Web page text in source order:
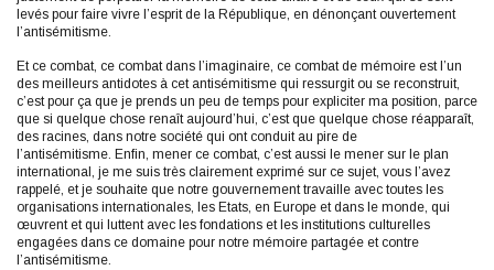
levés pour faire vivre l’esprit de la République, en dénonçant ouvertement
l’antisémitisme.
Et ce combat, ce combat dans l’imaginaire, ce combat de mémoire est l’un
des meilleurs antidotes à cet antisémitisme qui ressurgit ou se reconstruit,
c’est pour ça que je prends un peu de temps pour expliciter ma position, parce
que si quelque chose renaît aujourd’hui, c’est que quelque chose réapparaît,
des racines, dans notre société qui ont conduit au pire de
l’antisémitisme. Enfin, mener ce combat, c’est aussi le mener sur le plan
international, je me suis très clairement exprimé sur ce sujet, vous l’avez
rappelé, et je souhaite que notre gouvernement travaille avec toutes les
organisations internationales, les Etats, en Europe et dans le monde, qui
œuvrent et qui luttent avec les fondations et les institutions culturelles
engagées dans ce domaine pour notre mémoire partagée et contre
l’antisémitisme.